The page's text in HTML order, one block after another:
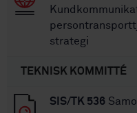
strategi
TEKNISK KOMMITTÉ
SIS/TK 536